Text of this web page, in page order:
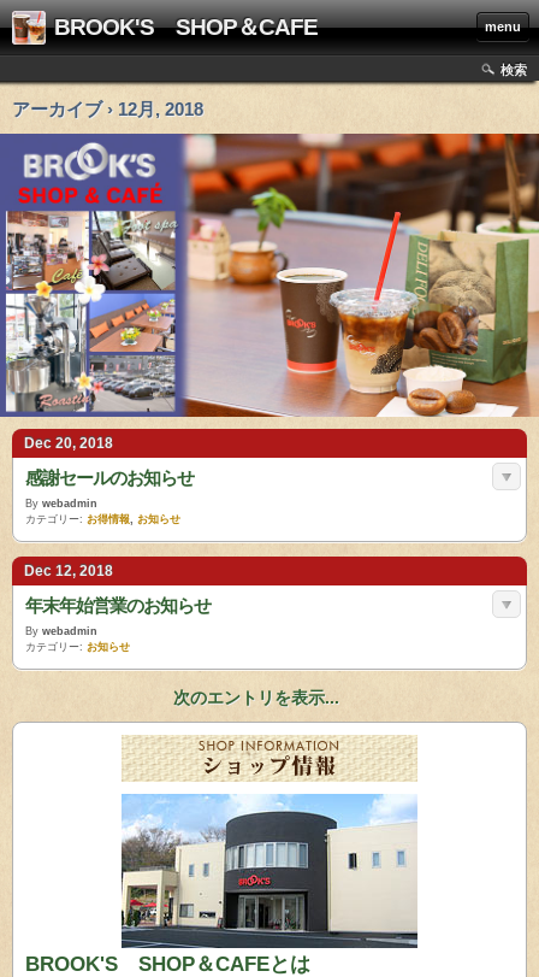
BROOK'S SHOP＆CAFE menu
検索
アーカイブ › 12月, 2018
Dec 20, 2018
感謝セールのお知らせ
By webadmin
カテゴリー: お得情報 お知らせ
Dec 12, 2018
年末年始営業のお知らせ
By webadmin
カテゴリー: お知らせ
次のエントリを表示...
BROOK'S SHOP＆CAFEとは